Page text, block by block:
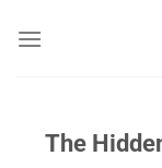
qua
The